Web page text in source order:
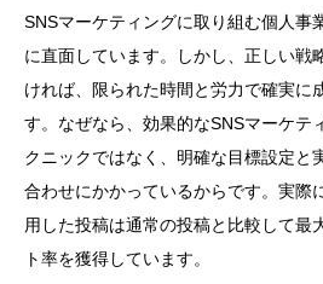
SNSマーケティングに取り組む個人事
に直面しています。しかし、正しい戦
ければ、限られた時間と労力で確実に
す。なぜなら、効果的なSNSマーケテ
クニックではなく、明確な目標設定と
合わせにかかっているからです。実際
用した投稿は通常の投稿と比較して最
ト率を獲得しています。